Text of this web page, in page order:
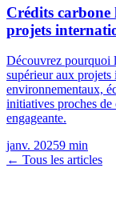
Crédits
projets
Découvrez pourquoi
supérieur aux
environnementaux,
initiatives proches
engageante.
janv. 20259 min
← Tous les articles